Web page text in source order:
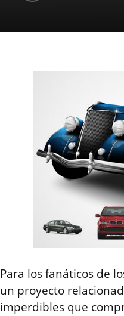
Para los fanáticos de
un proyecto
imperdibles que